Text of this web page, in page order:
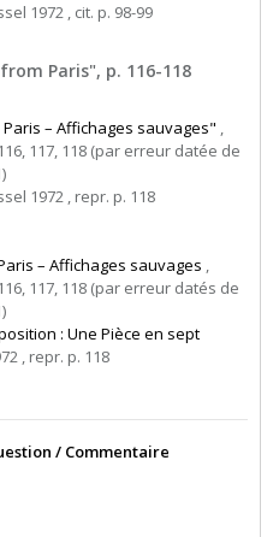
1972 , cit. p. 98-99
Paris", p. 116-118
– Affichages sauvages" ,
117, 118 (par erreur datée de
1972 , repr. p. 118
– Affichages sauvages ,
117, 118 (par erreur datés de
: Une Pièce en sept
, repr. p. 118
/ Commentaire